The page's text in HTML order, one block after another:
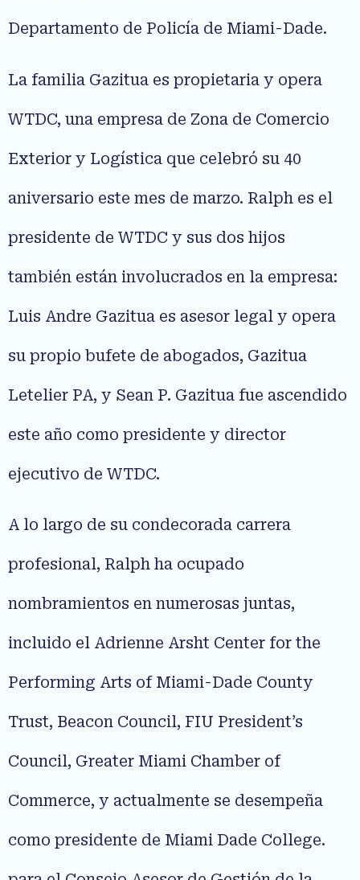
Departamento de Policía de Miami-Dade.
La familia Gazitua es propietaria y opera
WTDC, una empresa de Zona de Comercio
Exterior y Logística que celebró su 40
aniversario este mes de marzo. Ralph es el
presidente de WTDC y sus dos hijos
también están involucrados en la empresa:
Luis Andre Gazitua es asesor legal y opera
su propio bufete de abogados, Gazitua
Letelier PA, y Sean P. Gazitua fue ascendido
este año como presidente y director
ejecutivo de WTDC.
A lo largo de su condecorada carrera
profesional, Ralph ha ocupado
nombramientos en numerosas juntas,
incluido el Adrienne Arsht Center for the
Performing Arts of Miami-Dade County
Trust, Beacon Council, FIU President’s
Council, Greater Miami Chamber of
Commerce, y actualmente se desempeña
como presidente de Miami Dade College.